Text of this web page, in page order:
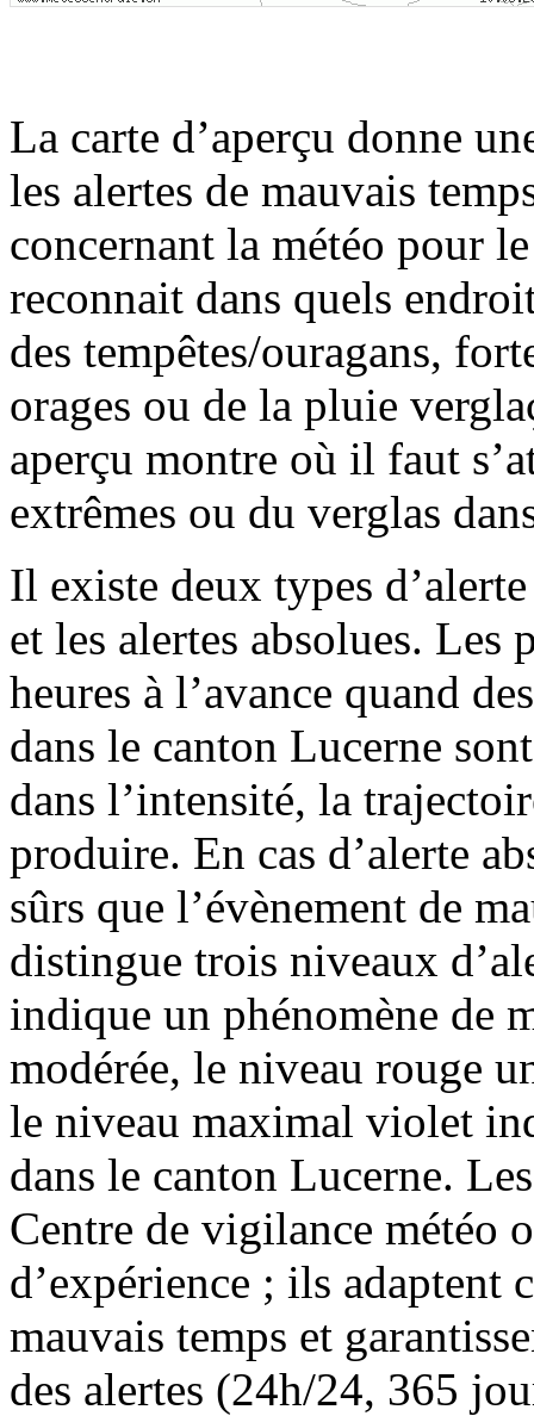
La carte d’aperçu donne
les alertes de mauvais
concernant la météo pour
reconnait dans quels
des tempêtes/ouragans,
orages ou de la pluie
aperçu montre où il faut
extrêmes ou du verglas
Il existe deux types
et les alertes absolues. Les
heures à l’avance quand
dans le canton Lucerne
dans l’intensité, la
produire. En cas d’alerte
sûrs que l’évènement de
distingue trois niveaux
indique un phénomène de
modérée, le niveau rouge
le niveau maximal violet
dans le canton Lucerne.
Centre de vigilance météo
d’expérience ; ils adaptent
mauvais temps et
des alertes (24h/24, 365